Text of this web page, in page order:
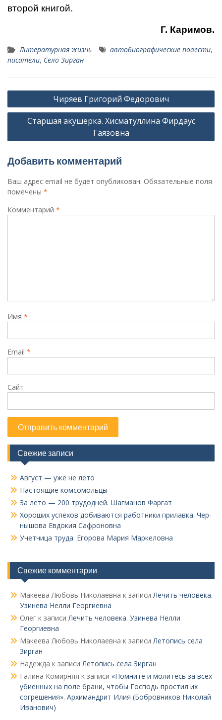
второй книгой.
Г. Каримов.
Литературная жизнь автобиографические повести,
писатели, Село Зирган
Навигация
по
записям
Чиряев Григорий Федорович
Старшая акушерка. Хисматуллина Фирдаус
Гаязовна
Добавить комментарий
Ваш адрес email не будет опубликован. Обязательные поля
помечены *
Комментарий *
Имя *
Email *
Сайт
Свежие записи
Август — уже не лето
Настоящие комсомольцы
За лето — 200 трудодней. Шагманов Фаргат
Хороших успехов добиваются работники прилавка. Чер­
нышова Евдокия Сафроновна
Учетчица труда. Его­рова Мария Маркеловна
Свежие комментарии
Макеева Любовь Николаевна к записиЛечить человека.
Узинева Нелли Георгиевна
Олег к записиЛечить человека. Узинева Нелли
Георгиевна
Макеева Любовь Николаевна к записиЛетопись села
Зирган
Надежда к записиЛетопись села Зирган
Галина Комирняя к записи «Помните и молитесь за всех
убиенных на поле брани, чтобы Господь простил их
согрешения». Архимандрит Илия (Бобровников Николай
Иванович)